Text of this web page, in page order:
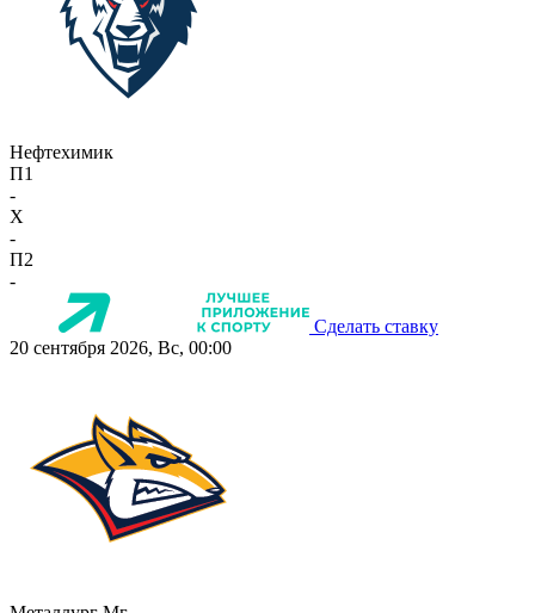
Нефтехимик
П1
-
X
-
П2
-
Сделать ставку
20 сентября 2026, Вс, 00:00